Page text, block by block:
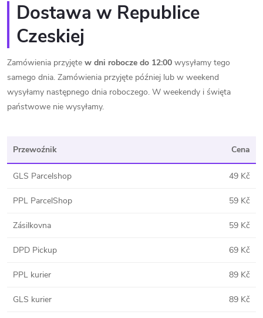
Dostawa w Republice
Czeskiej
Zamówienia przyjęte w dni robocze do 12:00 wysyłamy tego
samego dnia. Zamówienia przyjęte później lub w weekend
wysyłamy następnego dnia roboczego. W weekendy i święta
państwowe nie wysyłamy.
Przewoźnik Cena
GLS Parcelshop 49 Kč
PPL ParcelShop 59 Kč
Zásilkovna 59 Kč
DPD Pickup 69 Kč
PPL kurier 89 Kč
GLS kurier 89 Kč